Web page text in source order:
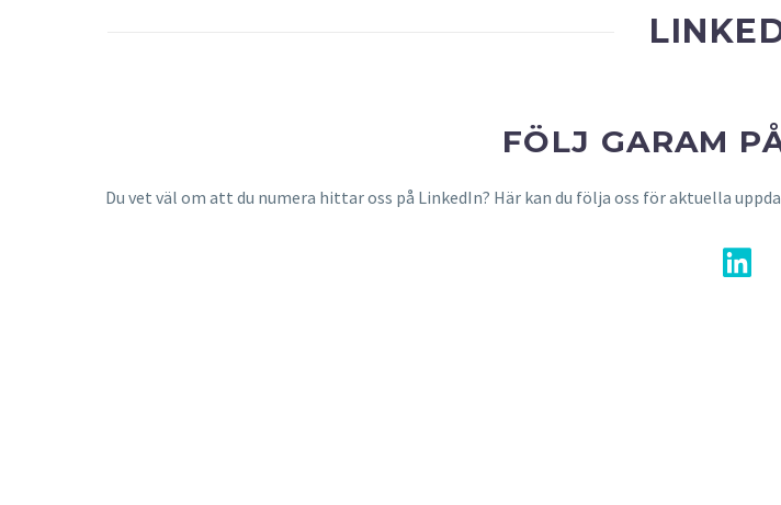
FÖLJ GARAM
Du vet väl om att du numera hittar oss på LinkedIn? Här kan du följa oss för aktuella